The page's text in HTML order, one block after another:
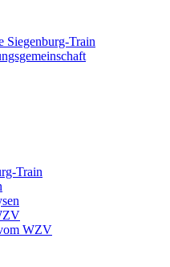
Siegenburg-Train
Train
WZV